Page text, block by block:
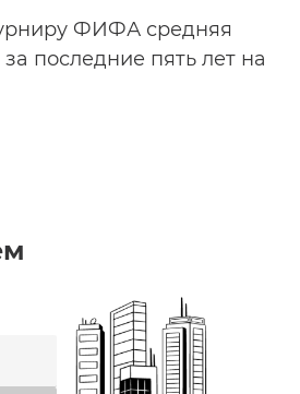
ФИФА средняя
последние пять лет на